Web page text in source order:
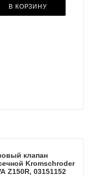
В КОРЗИНУ
клапан
Kromschroder
Z150R, 03151152